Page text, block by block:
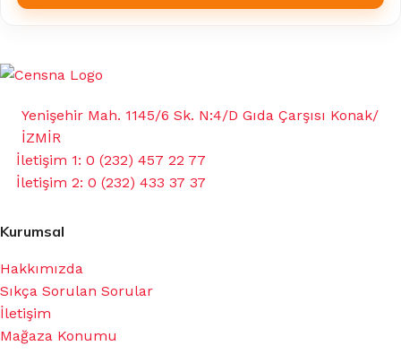
Yenişehir Mah. 1145/6 Sk. N:4/D Gıda Çarşısı Konak/
İZMİR
İletişim 1: 0 (232) 457 22 77
İletişim 2: 0 (232) 433 37 37
Kurumsal
Hakkımızda
Sıkça Sorulan Sorular
İletişim
Mağaza Konumu